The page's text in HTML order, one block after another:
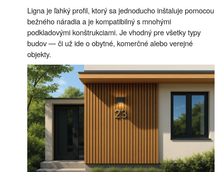
Ligna je ľahký profil, ktorý sa jednoducho inštaluje pomocou
bežného náradia a je kompatibilný s mnohými
podkladovými konštrukciami. Je vhodný pre všetky typy
budov — či už ide o obytné, komerčné alebo verejné
objekty.